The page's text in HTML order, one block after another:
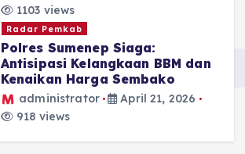
1103 views
Radar Pemkab
Polres Sumenep Siaga:
Antisipasi Kelangkaan BBM dan
Kenaikan Harga Sembako
administrator
April 21, 2026
918 views